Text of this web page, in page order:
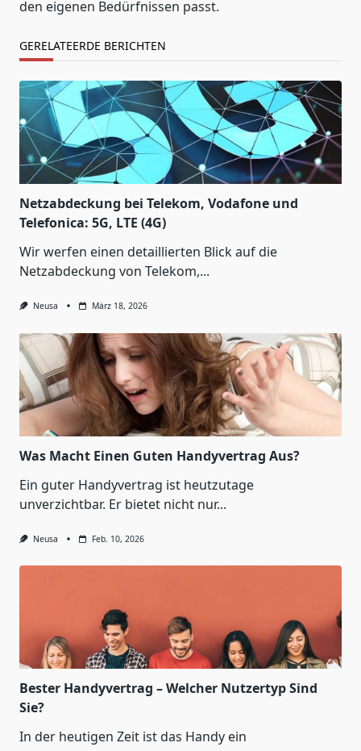
den eigenen Bedürfnissen passt.
GERELATEERDE BERICHTEN
Netzabdeckung bei Telekom, Vodafone und
Telefonica: 5G, LTE (4G)
Wir werfen einen detaillierten Blick auf die
Netzabdeckung von Telekom,...
Neusa März 18, 2026
Was Macht Einen Guten Handyvertrag Aus?
Ein guter Handyvertrag ist heutzutage
unverzichtbar. Er bietet nicht nur...
Neusa Feb. 10, 2026
Bester Handyvertrag – Welcher Nutzertyp Sind
Sie?
In der heutigen Zeit ist das Handy ein